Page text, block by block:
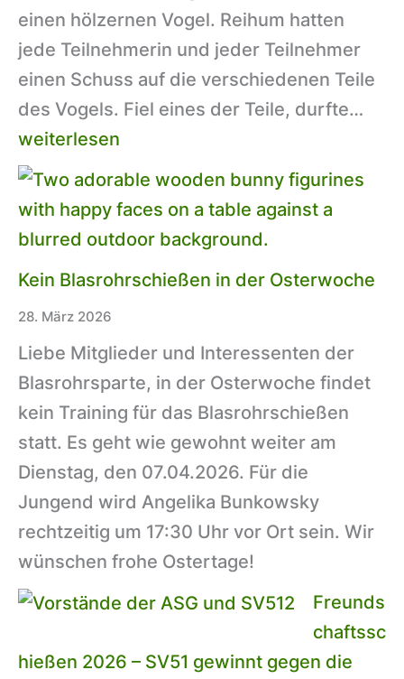
einen hölzernen Vogel. Reihum hatten
jede Teilnehmerin und jeder Teilnehmer
einen Schuss auf die verschiedenen Teile
des Vogels. Fiel eines der Teile, durfte…
weiterlesen
Kein Blasrohrschießen in der Osterwoche
28. März 2026
Liebe Mitglieder und Interessenten der
Blasrohrsparte, in der Osterwoche findet
kein Training für das Blasrohrschießen
statt. Es geht wie gewohnt weiter am
Dienstag, den 07.04.2026. Für die
Jungend wird Angelika Bunkowsky
rechtzeitig um 17:30 Uhr vor Ort sein. Wir
wünschen frohe Ostertage!
Freunds
chaftssc
hießen 2026 – SV51 gewinnt gegen die